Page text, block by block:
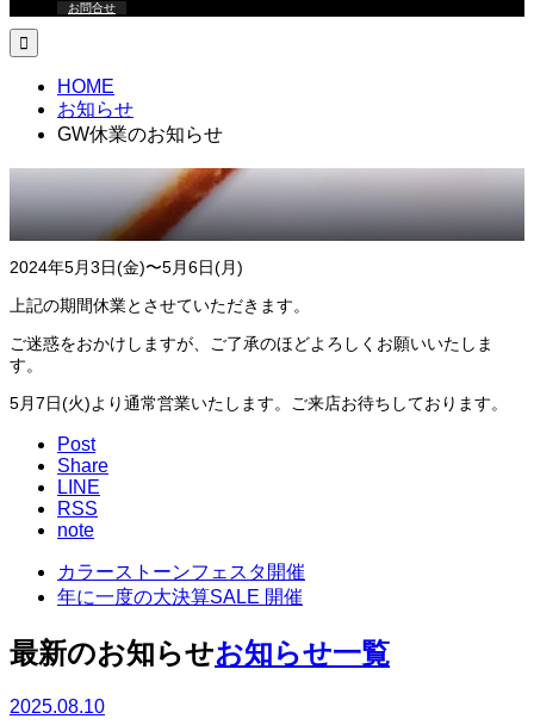
お問合せ

HOME
お知らせ
GW休業のお知らせ
2024年5月3日(金)〜5月6日(月)
上記の期間休業とさせていただきます。
ご迷惑をおかけしますが、ご了承のほどよろしくお願いいたしま
す。
5月7日(火)より通常営業いたします。ご来店お待ちしております。
Post
Share
LINE
RSS
note
カラーストーンフェスタ開催
年に一度の大決算SALE 開催
最新のお知らせお知らせ一覧
2025.08.10